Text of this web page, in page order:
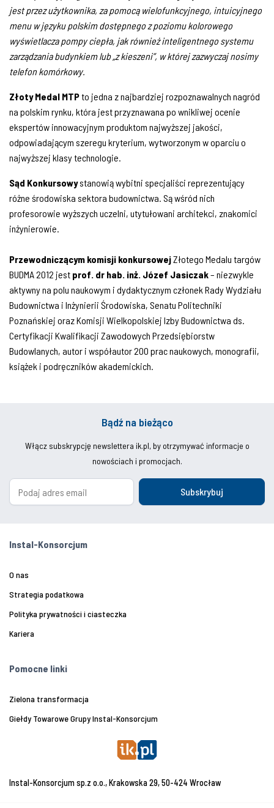
jest przez użytkownika, za pomocą wielofunkcyjnego, intuicyjnego
menu w języku polskim dostępnego z poziomu kolorowego
wyświetlacza pompy ciepła, jak również inteligentnego systemu
zarządzania budynkiem lub „z kieszeni”, w której zazwyczaj nosimy
telefon komórkowy.
Złoty Medal MTPto jedna z najbardziej rozpoznawalnych nagród
na polskim rynku, która jest przyznawana po wnikliwej ocenie
ekspertów innowacyjnym produktom najwyższej jakości,
odpowiadającym szeregu kryterium, wytworzonym w oparciu o
najwyższej klasy technologie.
Sąd Konkursowystanowią wybitni specjaliści reprezentujący
różne środowiska sektora budownictwa. Są wśród nich
profesorowie wyższych uczelni, utytułowani architekci, znakomici
inżynierowie.
Przewodniczącym komisji konkursowejZłotego Medalu targów
BUDMA 2012 jest prof. dr hab. inż. Józef Jasiczak– niezwykle
aktywny na polu naukowym i dydaktycznym członek Rady Wydziału
Budownictwa i Inżynierii Środowiska, Senatu Politechniki
Poznańskiej oraz Komisji Wielkopolskiej Izby Budownictwa ds.
Certyfikacji Kwalifikacji Zawodowych Przedsiębiorstw
Budowlanych, autor i współautor 200 prac naukowych, monografii,
książek i podręczników akademickich.
Bądź na bieżąco
Włącz subskrypcję newslettera ik.pl, by otrzymywać informacje o
nowościach i promocjach.
Subskrybuj
Instal-Konsorcjum
O nas
Strategia podatkowa
Polityka prywatności i ciasteczka
Kariera
Pomocne linki
Zielona transformacja
Giełdy Towarowe Grupy Instal-Konsorcjum
Instal-Konsorcjum sp.z o.o., Krakowska 29, 50-424 Wrocław